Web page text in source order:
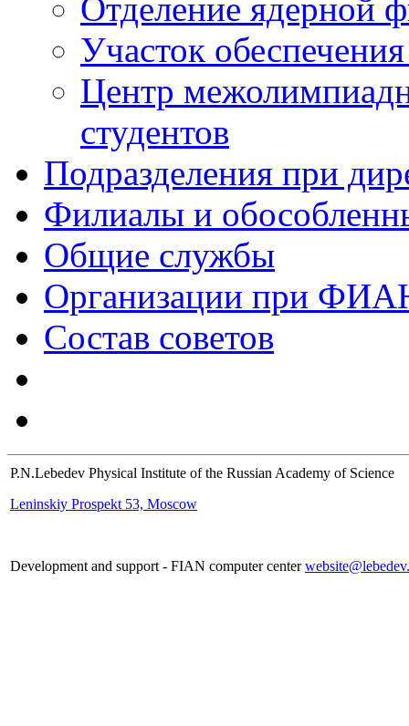
Отделение ядерной
Участок
Центр
студентов
Подразделения при
Филиалы и
Общие службы
Организации при
Состав советов
P.N.Lebedev Physical Institute of the Russian Academy of Science
Leninskiy Prospekt 53, Moscow
Development and support - FIAN computer center